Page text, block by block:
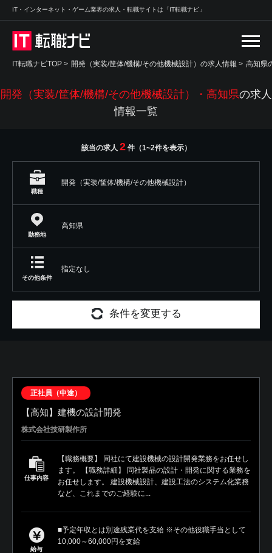
IT・インターネット・ゲーム業界の求人・転職サイトは「IT転職ナビ」
IT転職ナビTOP > 開発（実装/筐体/機構/その他機械設計）の求人情報 > 高知県
開発（実装/筐体/機構/その他機械設計）・高知県の求人
情報一覧
該当の求人 2件（1~2件を表示）
職種
開発（実装/筐体/機構/その他機械設計）
勤務地
高知県
その他条件
指定なし
条件を変更する
正社員（中途）
【高知】建機の設計開発
株式会社技研製作所
仕事内容
【職務概要】 同社にて建設機械の設計開発業務をお任せし
ます。 【職務詳細】 同社製品の設計・開発に関する業務を
お任せします。 建設機械設計、建設工法のシステム化業務
など、これまでのご経験に...
給与
■予定年収とは別途残業代を支給 ※その他役職手当として
10,000～60,000円を支給